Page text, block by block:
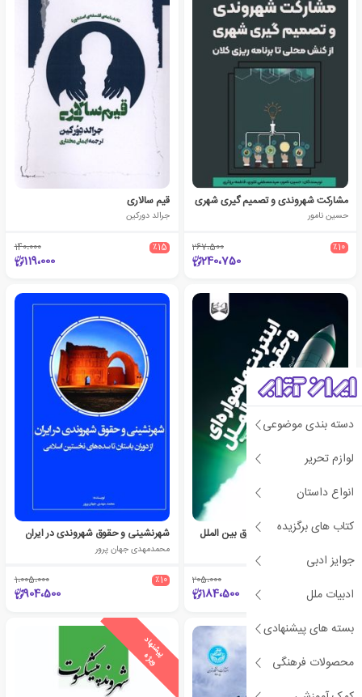
دسته بندی موضوعی
لوازم تحریر
انواع داستان
کتاب های برگزیده
جوایز ادبی
ادبیات ملل
بسته های پیشنهادی
محصولات فرهنگی
مشارکت شهروندی و تصمیم‌ گیری شهری
حسین نامور
٪10 267،500
240،750
قیم سالاری
جرالد دورکین
٪15 140،000
119،000
اینترنت ماهـواره‌ ای و حقوق بین‌ الملل
205،000
184،500
شهرنشینی و حقوق شهروندی در ایران
محمدمهدی جهان پرور
٪10 1،005،000
904،500
پ
ی
ش
ن
ه
ا
د
و
ی
ژ
ه